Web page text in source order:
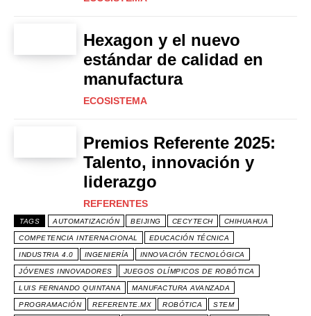
Hexagon y el nuevo
estándar de calidad en
manufactura
ECOSISTEMA
Premios Referente 2025:
Talento, innovación y
liderazgo
REFERENTES
TAGS AUTOMATIZACIÓN BEIJING CECYTECH CHIHUAHUA
COMPETENCIA INTERNACIONAL EDUCACIÓN TÉCNICA
INDUSTRIA 4.0 INGENIERÍA INNOVACIÓN TECNOLÓGICA
JÓVENES INNOVADORES JUEGOS OLÍMPICOS DE ROBÓTICA
LUIS FERNANDO QUINTANA MANUFACTURA AVANZADA
PROGRAMACIÓN REFERENTE.MX ROBÓTICA STEM